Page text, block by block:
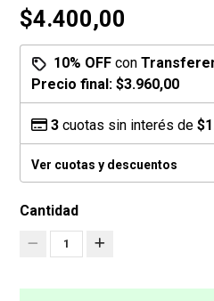
$4.400,00
10% OFF con
Precio final:$3.960,00
3 cuotas sin interés de
Ver cuotas y descuentos
Cantidad
1